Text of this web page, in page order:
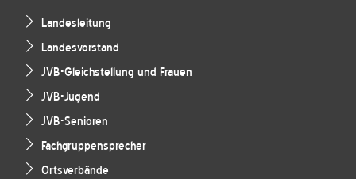
Landesleitung
Landesvorstand
JVB-Gleichstellung und Frauen
JVB-Jugend
JVB-Senioren
Fachgruppensprecher
Ortsverbände